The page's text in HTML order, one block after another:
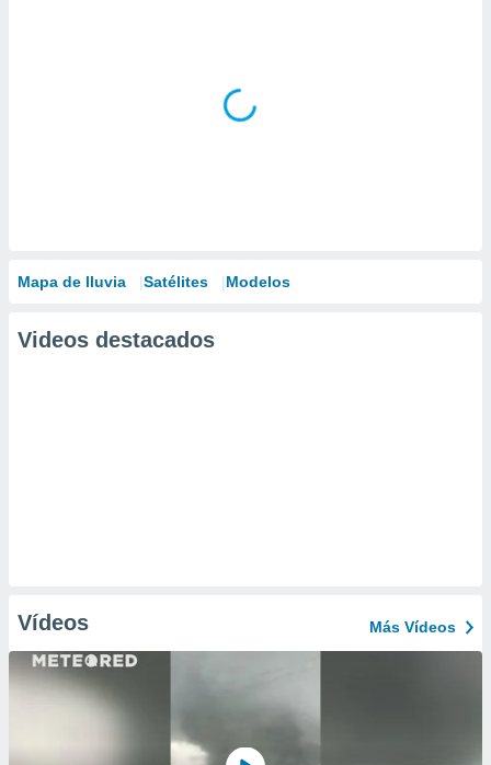
Mapa de lluvia Satélites Modelos
Videos destacados
Vídeos Más Vídeos